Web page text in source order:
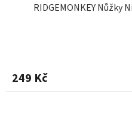
RIDGEMONKEY Nůžky
249 Kč